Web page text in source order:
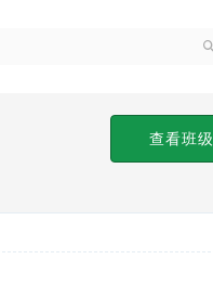
查看班级